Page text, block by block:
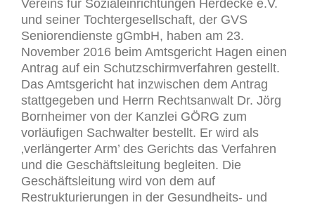
Vereins für Sozialeinrichtungen Herdecke e.V.
und seiner Tochtergesellschaft, der GVS
Seniorendienste gGmbH, haben am 23.
November 2016 beim Amtsgericht Hagen einen
Antrag auf ein Schutzschirmverfahren gestellt.
Das Amtsgericht hat inzwischen dem Antrag
stattgegeben und Herrn Rechtsanwalt Dr. Jörg
Bornheimer von der Kanzlei GÖRG zum
vorläufigen Sachwalter bestellt. Er wird als
‚verlängerter Arm’ des Gerichts das Verfahren
und die Geschäftsleitung begleiten. Die
Geschäftsleitung wird von dem auf
Restrukturierungen in der Gesundheits- und